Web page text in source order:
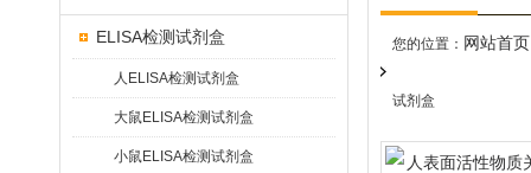
ELISA检测试剂盒
人ELISA检测试剂盒
大鼠ELISA检测试剂盒
小鼠ELISA检测试剂盒
您的位置： 网站首页
试剂盒